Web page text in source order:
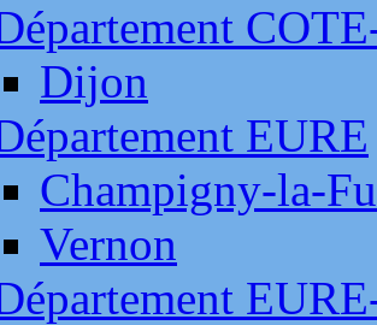
Dijon
EURE
Champigny-la-
Vernon